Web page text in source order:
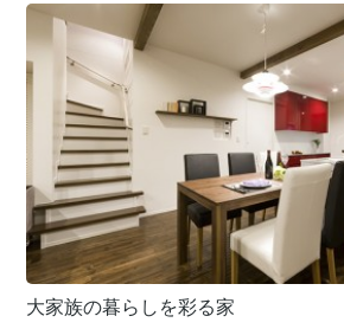
大家族の暮らしを彩る家